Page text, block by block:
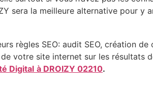
sera la meilleure alternative pour y
règles SEO: audit SEO, création
votre site internet sur les résultats
Digital à DROIZY 02210.